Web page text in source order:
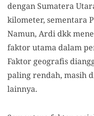
dengan Sumatera
kilometer, sementara
Namun, Ardi dkk
faktor utama dalam
Faktor geografis
paling rendah, masih
lainnya.